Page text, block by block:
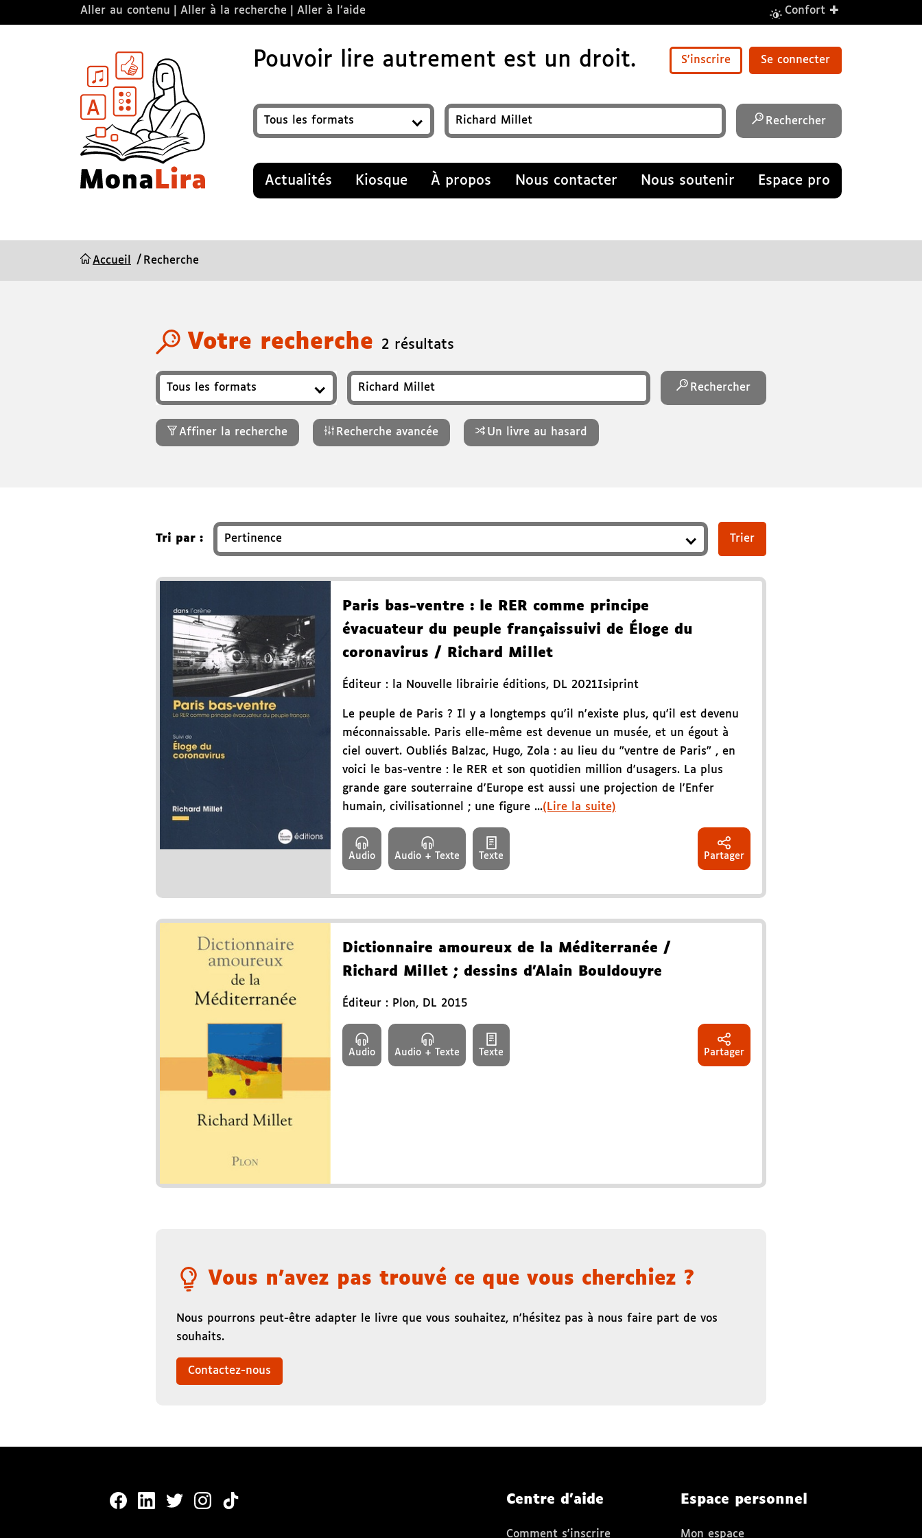
Aller au contenu Aller à la recherche Aller à l’aide Confort +
Pouvoir lire autrement est un droit. S'inscrire Se connecter
Format
Recherchez un titre, auteur, ISBN, sujet…
Rechercher
Actualités Kiosque À propos Nous contacter Nous soutenir Espace pro
Accueil Recherche
Votre recherche 2 résultats
Format
Recherchez un titre, auteur, ISBN, genre…
Rechercher
Affiner la recherche Recherche avancée Un livre au hasard
Tri par :
Paris bas-ventre : le RER comme principe
évacuateur du peuple françaissuivi de Éloge du
coronavirus / Richard Millet
Éditeur : la Nouvelle librairie éditions, DL 2021Isiprint
Le peuple de Paris ? Il y a longtemps qu'il n'existe plus, qu'il est devenu
méconnaissable. Paris elle-même est devenue un musée, et un égout à
ciel ouvert. Oubliés Balzac, Hugo, Zola : au lieu du "ventre de Paris" , en
voici le bas-ventre : le RER et son quotidien million d'usagers. La plus
grande gare souterraine d'Europe est aussi une projection de l'Enfer
humain, civilisationnel ; une figure ...(Lire la suite)
Audio Audio + Texte Texte Partager
Dictionnaire amoureux de la Méditerranée /
Richard Millet ; dessins d'Alain Bouldouyre
Éditeur : Plon, DL 2015
Audio Audio + Texte Texte Partager
Vous n'avez pas trouvé ce que vous cherchiez ?
Nous pourrons peut-être adapter le livre que vous souhaitez, n'hésitez pas à nous faire part de vos
souhaits.
Contactez-nous
MonaLira Sur Facebook (nouvelle fenêtre)
MonaLira Sur Linkedin (nouvelle fenêtre)
MonaLira Sur Twitter (nouvelle fenêtre)
MonaLira Sur Instagram (nouvelle fenêtre) Centre d'aide
Comment s'inscrire
Espace personnel
Mon espace